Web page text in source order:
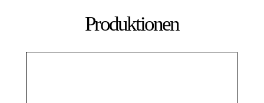
Produktionen